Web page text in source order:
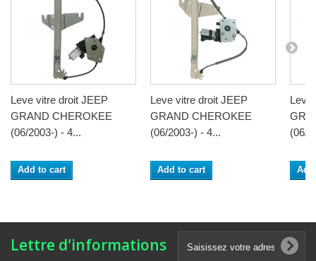
Leve vitre droit JEEP
GRAND CHEROKEE
(06/2003-) - 4...
Add to cart
Leve vitre droit JEEP
GRAND CHEROKEE
(06/2003-) - 4...
Add to cart
Leve
(06/
Lettre d'informations